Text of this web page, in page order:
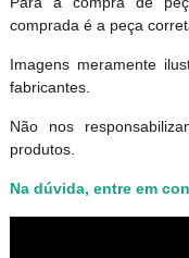
comprada é a peça
Imagens meramente
fabricantes.
Não nos
produtos.
Na dúvida, entre em